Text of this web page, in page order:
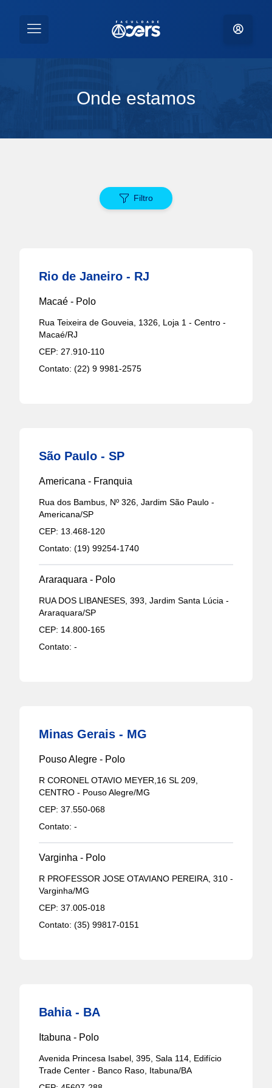
Onde estamos
Filtro
Rio de Janeiro - RJ
Macaé - Polo
Rua Teixeira de Gouveia, 1326, Loja 1 - Centro -
Macaé/RJ
CEP: 27.910-110
Contato: (22) 9 9981-2575
São Paulo - SP
Americana - Franquia
Rua dos Bambus, Nº 326, Jardim São Paulo -
Americana/SP
CEP: 13.468-120
Contato: (19) 99254-1740
Araraquara - Polo
RUA DOS LIBANESES, 393, Jardim Santa Lúcia -
Araraquara/SP
CEP: 14.800-165
Contato: -
Minas Gerais - MG
Pouso Alegre - Polo
R CORONEL OTAVIO MEYER,16 SL 209,
CENTRO - Pouso Alegre/MG
CEP: 37.550-068
Contato: -
Varginha - Polo
R PROFESSOR JOSE OTAVIANO PEREIRA, 310 -
Varginha/MG
CEP: 37.005-018
Contato: (35) 99817-0151
Bahia - BA
Itabuna - Polo
Avenida Princesa Isabel, 395, Sala 114, Edifício
Trade Center - Banco Raso, Itabuna/BA